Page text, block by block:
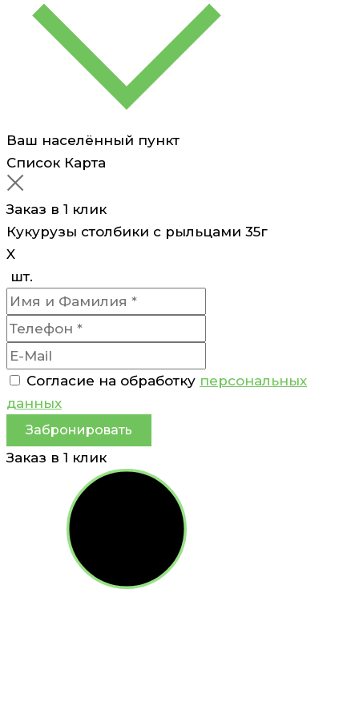
Ваш населённый пункт
Список Карта
Заказ в 1 клик
Кукурузы столбики с рыльцами 35г
X
шт.
Согласие на обработку персональных
данных
Забронировать
Заказ в 1 клик